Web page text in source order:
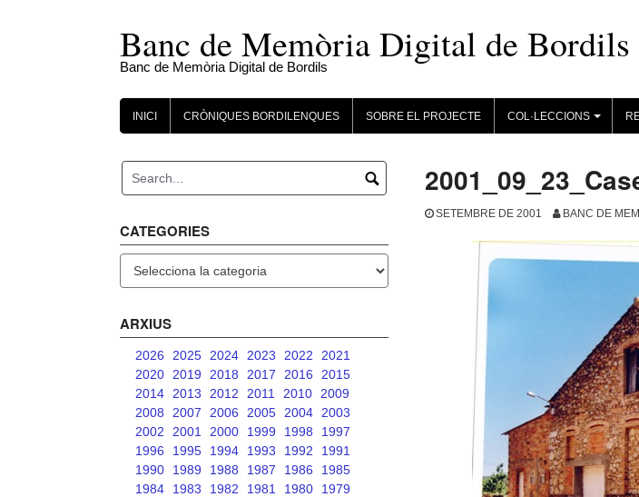
Banc de Memòria Digital de Bordils
Banc de Memòria Digital de Bordils
INICI CRÒNIQUES BORDILENQUES SOBRE EL PROJECTE
+
COL·LECCIONS
SETEMBRE DE 2001 BANC DE
CATEGORIES
ARXIUS
2026 2025 2024 2023 2022
2021
2020
2019 2018 2017 2016
2015
2014
2013 2012 2011 2010
2009
2008
2007 2006 2005 2004
2003
2002
2001 2000 1999 1998
1997
1996
1995 1994 1993 1992
1991
1990
1989 1988 1987 1986
1985
1984
1983 1982 1981 1980
1979